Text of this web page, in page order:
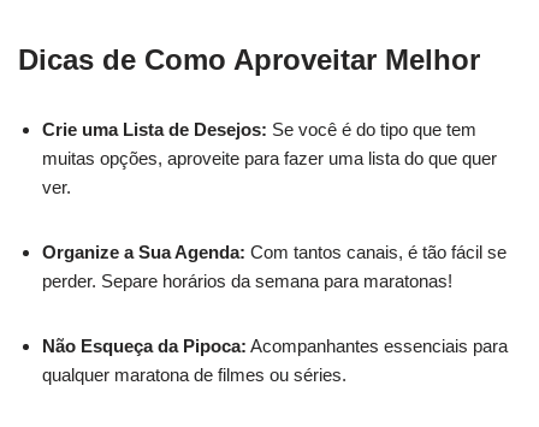
Dicas de Como Aproveitar Melhor
Crie uma Lista de Desejos: Se você é do tipo que tem
muitas opções, aproveite para fazer uma lista do que quer
ver.
Organize a Sua Agenda: Com tantos canais, é tão fácil se
perder. Separe horários da semana para maratonas!
Não Esqueça da Pipoca: Acompanhantes essenciais para
qualquer maratona de filmes ou séries.